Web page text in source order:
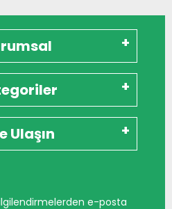
Ulaşın
e-posta